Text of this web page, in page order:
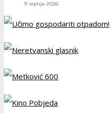
9. srpnja 2026.